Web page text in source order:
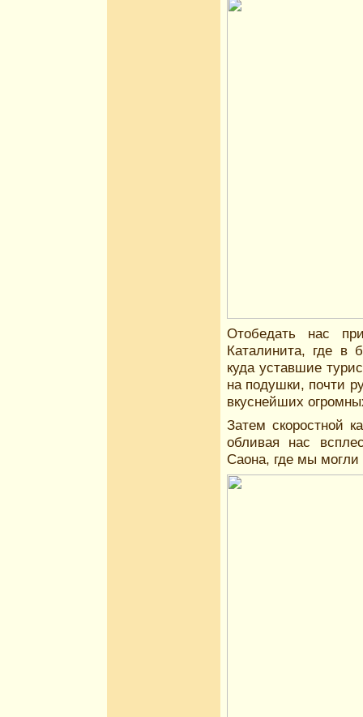
Отобедать нас
Каталинита, где в
куда уставшие
на подушки, почти
вкуснейших
Затем скоростной
обливая нас
Саона, где мы могли